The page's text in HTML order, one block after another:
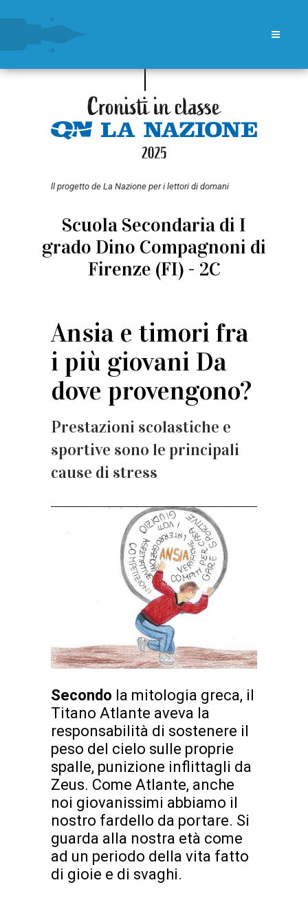
ll progetto de La Nazione per i lettori di domani
Scuola Secondaria di I
grado Dino Compagnoni di
Firenze (FI) - 2C
Ansia e timori fra
i più giovani Da
dove provengono?
Prestazioni scolastiche e
sportive sono le principali
cause di stress
Secondo la mitologia greca, il
Titano Atlante aveva la
responsabilità di sostenere il
peso del cielo sulle proprie
spalle, punizione inflittagli da
Zeus. Come Atlante, anche
noi giovanissimi abbiamo il
nostro fardello da portare. Si
guarda alla nostra età come
ad un periodo della vita fatto
di gioie e di svaghi.